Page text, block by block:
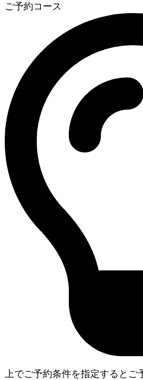
ご予約コース
上でご予約条件を指定すると